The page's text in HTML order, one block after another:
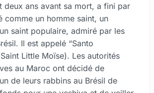
deux ans avant sa mort, a fini par
comme un homme saint, un
saint populaire, admiré par les
Il est appelé “Santo
Little Moïse). Les autorités
au Maroc ont décidé de
de leurs rabbins au Brésil de